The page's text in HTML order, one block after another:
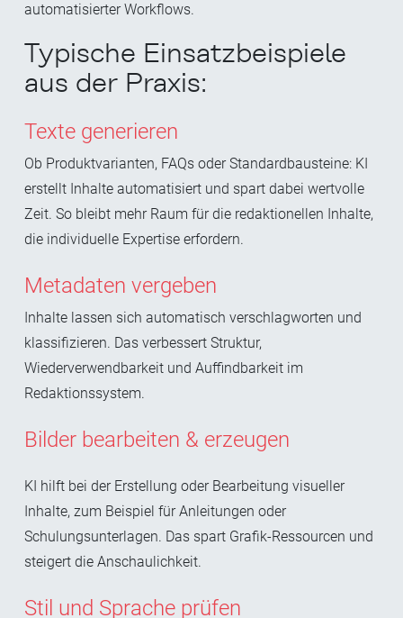
automatisierter Workflows.
Typische Einsatzbeispiele
aus der Praxis:
Texte generieren
Ob Produktvarianten, FAQs oder Standardbausteine: KI
erstellt Inhalte automatisiert und spart dabei wertvolle
Zeit. So bleibt mehr Raum für die redaktionellen Inhalte,
die individuelle Expertise erfordern.
Metadaten vergeben
Inhalte lassen sich automatisch verschlagworten und
klassifizieren. Das verbessert Struktur,
Wiederverwendbarkeit und Auffindbarkeit im
Redaktionssystem.
Bilder bearbeiten & erzeugen
KI hilft bei der Erstellung oder Bearbeitung visueller
Inhalte, zum Beispiel für Anleitungen oder
Schulungsunterlagen. Das spart Grafik-Ressourcen und
steigert die Anschaulichkeit.
Stil und Sprache prüfen